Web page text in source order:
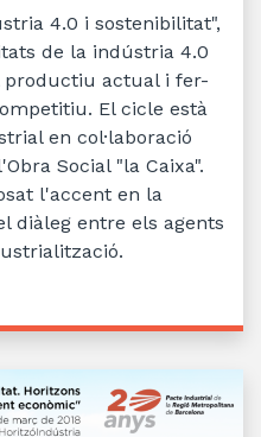
4.0 i sostenibilitat",
de la indústria 4.0
actual i fer-
El cicle està
en col·laboració
Social "la Caixa".
l'accent en la
diàleg entre els agents